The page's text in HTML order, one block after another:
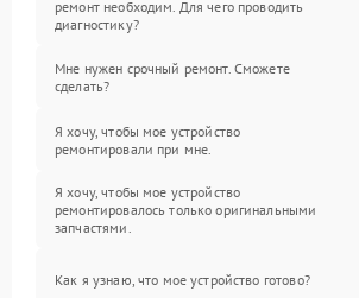
ремонт необходим. Для чего проводить
диагностику?
Мне нужен срочный ремонт. Сможете
сделать?
Я хочу, чтобы мое устройство
ремонтировали при мне.
Я хочу, чтобы мое устройство
ремонтировалось только оригинальными
запчастями.
Как я узнаю, что мое устройство готово?